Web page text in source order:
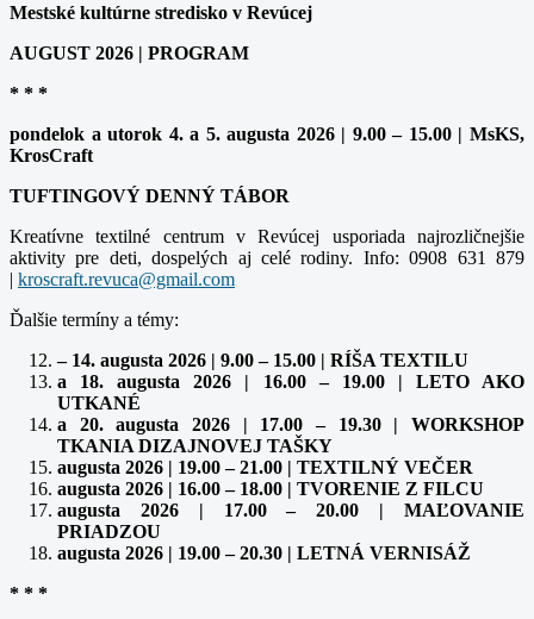
Mestské kultúrne stredisko v Revúcej
AUGUST 2026 | PROGRAM
* * *
pondelok a utorok 4. a 5. augusta 2026 | 9.00 – 15.00 | MsKS,
KrosCraft
TUFTINGOVÝ DENNÝ TÁBOR
Kreatívne textilné centrum v Revúcej usporiada najrozličnejšie
aktivity pre deti, dospelých aj celé rodiny. Info: 0908 631 879
|
Ďalšie termíny a témy:
– 14. augusta 2026 | 9.00 – 15.00 | RÍŠA TEXTILU
a 18. augusta 2026 | 16.00 – 19.00 | LETO AKO
UTKANÉ
a 20. augusta 2026 | 17.00 – 19.30 | WORKSHOP
TKANIA DIZAJNOVEJ TAŠKY
augusta 2026 | 19.00 – 21.00 | TEXTILNÝ VEČER
augusta 2026 | 16.00 – 18.00 | TVORENIE Z FILCU
augusta 2026 | 17.00 – 20.00 | MAĽOVANIE
PRIADZOU
augusta 2026 | 19.00 – 20.30 | LETNÁ VERNISÁŽ
* * *